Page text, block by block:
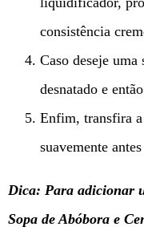
consistência
Caso deseje
desnatado e
Enfim, transfira a
suavemente
Dica: Para adicionar
Sopa de Abóbora e